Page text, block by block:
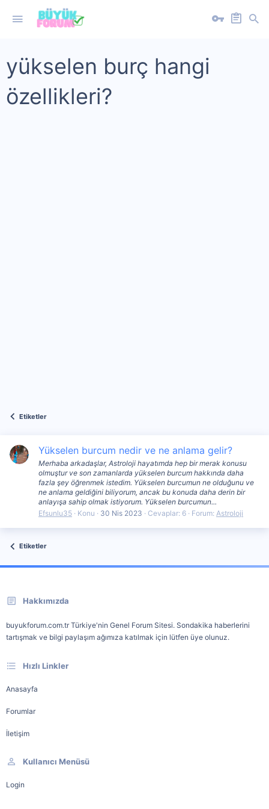
yükselen burç hangi
özellikleri?
Etiketler
Yükselen burcum nedir ve ne anlama gelir?
Merhaba arkadaşlar, Astroloji hayatımda hep bir merak konusu
olmuştur ve son zamanlarda yükselen burcum hakkında daha
fazla şey öğrenmek istedim. Yükselen burcumun ne olduğunu ve
ne anlama geldiğini biliyorum, ancak bu konuda daha derin bir
anlayışa sahip olmak istiyorum. Yükselen burcumun...
Efsunlu35
Konu 30 Nis 2023 Cevaplar: 6 Forum: Astroloji
Etiketler
Hakkımızda
buyukforum.com.tr Türkiye'nin Genel Forum Sitesi. Sondakika haberlerini
tartışmak ve bilgi paylaşım ağımıza katılmak için lütfen üye olunuz.
Hızlı Linkler
Anasayfa
Forumlar
İletişim
Kullanıcı Menüsü
Login